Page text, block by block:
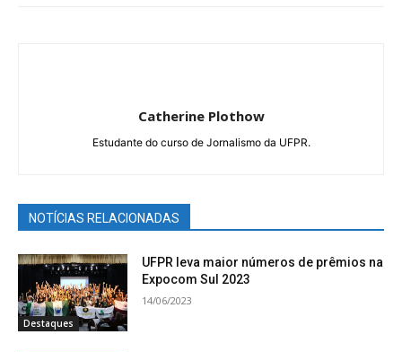
Catherine Plothow
Estudante do curso de Jornalismo da UFPR.
NOTÍCIAS RELACIONADAS
Destaques
UFPR leva maior números de prêmios na
Expocom Sul 2023
14/06/2023